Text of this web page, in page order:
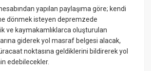
yapılan paylaşıma göre; kendi
dönmek isteyen depremzede
ve kaymakamlıklarca oluşturulan
giderek yol masraf belgesi alacak,
noktasına geldiklerini bildirerek yol
edebilecekler.